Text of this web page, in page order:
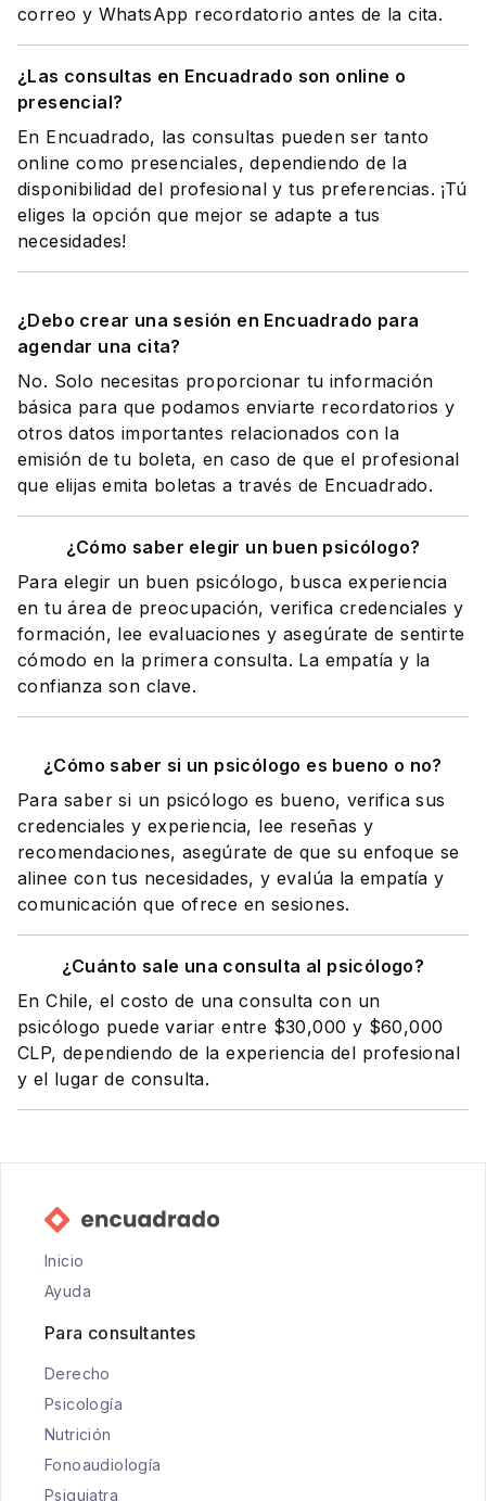
correo y WhatsApp recordatorio antes de la cita.
¿Las consultas en Encuadrado son online o
presencial?
En Encuadrado, las consultas pueden ser tanto
online como presenciales, dependiendo de la
disponibilidad del profesional y tus preferencias. ¡Tú
eliges la opción que mejor se adapte a tus
necesidades!
¿Debo crear una sesión en Encuadrado para
agendar una cita?
No. Solo necesitas proporcionar tu información
básica para que podamos enviarte recordatorios y
otros datos importantes relacionados con la
emisión de tu boleta, en caso de que el profesional
que elijas emita boletas a través de Encuadrado.
¿Cómo saber elegir un buen psicólogo?
Para elegir un buen psicólogo, busca experiencia
en tu área de preocupación, verifica credenciales y
formación, lee evaluaciones y asegúrate de sentirte
cómodo en la primera consulta. La empatía y la
confianza son clave.
¿Cómo saber si un psicólogo es bueno o no?
Para saber si un psicólogo es bueno, verifica sus
credenciales y experiencia, lee reseñas y
recomendaciones, asegúrate de que su enfoque se
alinee con tus necesidades, y evalúa la empatía y
comunicación que ofrece en sesiones.
¿Cuánto sale una consulta al psicólogo?
En Chile, el costo de una consulta con un
psicólogo puede variar entre $30,000 y $60,000
CLP, dependiendo de la experiencia del profesional
y el lugar de consulta.
Inicio
Ayuda
Para consultantes
Derecho
Psicología
Nutrición
Fonoaudiología
Psiquiatra